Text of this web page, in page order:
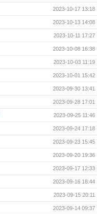
2023-10-17 13:18
2023-10-13 14:08
2023-10-11 17:27
2023-10-08 16:38
2023-10-03 11:19
2023-10-01 15:42
2023-09-30 13:41
2023-09-28 17:01
2023-09-25 11:46
2023-09-24 17:18
2023-09-23 15:45
2023-09-20 19:36
2023-09-17 12:33
2023-09-16 18:44
2023-09-15 20:11
2023-09-14 09:37